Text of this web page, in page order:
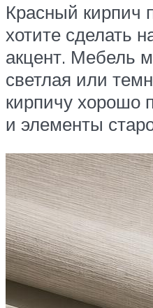
Красный кирпич
хотите сделать
акцент. Мебель
светлая или
кирпичу хорошо
и элементы